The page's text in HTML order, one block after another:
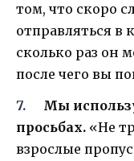
том, что скоро
отправляться в
сколько раз он
после чего вы
Мы
просьбах. «Не
взрослые